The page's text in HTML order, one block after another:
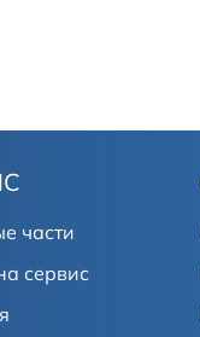
части
сервис